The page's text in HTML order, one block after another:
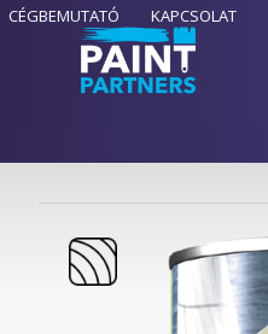
CÉGBEMUTATÓ KAPCSOLAT